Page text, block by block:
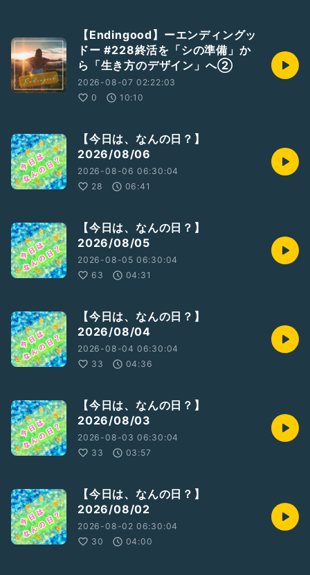
困ったこと。聴きたいこと。
お便りお待ちしてます。
説」
参考資料
月刊「終活」Web
《ご報告》
どるちぇ家のじーじ(旦那さんの実父)
突発的な頭痛以外 順調です😊
わたしが左足(甲)を骨折してしまったため
ギプス＆松葉杖という状況になってしまいました
家の中を家族に助けてもらいながら
なんとかこなしている状況…
を
トライ＆エラーの毎日ですが
次回もいい報告が出来ることを願い…
#Endingood
#エンディングッド
#どるちぇ
#終活 #エンディングノート #生前整理
【Endingood】ーエンディングッ
ドー #228終活を「シの準備」か
ら「生き方のデザイン」へ②
2026-08-07 02:22:03
0
10:10
【今日は、なんの日？】
2026/08/06
2026-08-06 06:30:04
28
06:41
【今日は、なんの日？】
2026/08/05
2026-08-05 06:30:04
63
04:31
【今日は、なんの日？】
2026/08/04
2026-08-04 06:30:04
33
04:36
【今日は、なんの日？】
2026/08/03
2026-08-03 06:30:04
33
03:57
【今日は、なんの日？】
2026/08/02
2026-08-02 06:30:04
30
04:00